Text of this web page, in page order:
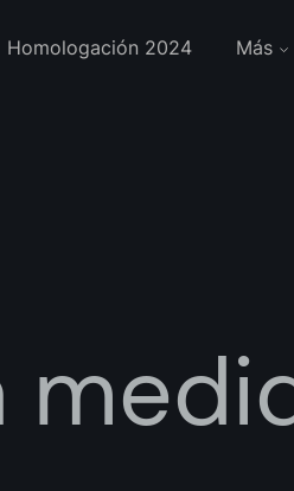
Homologación 2024 Más